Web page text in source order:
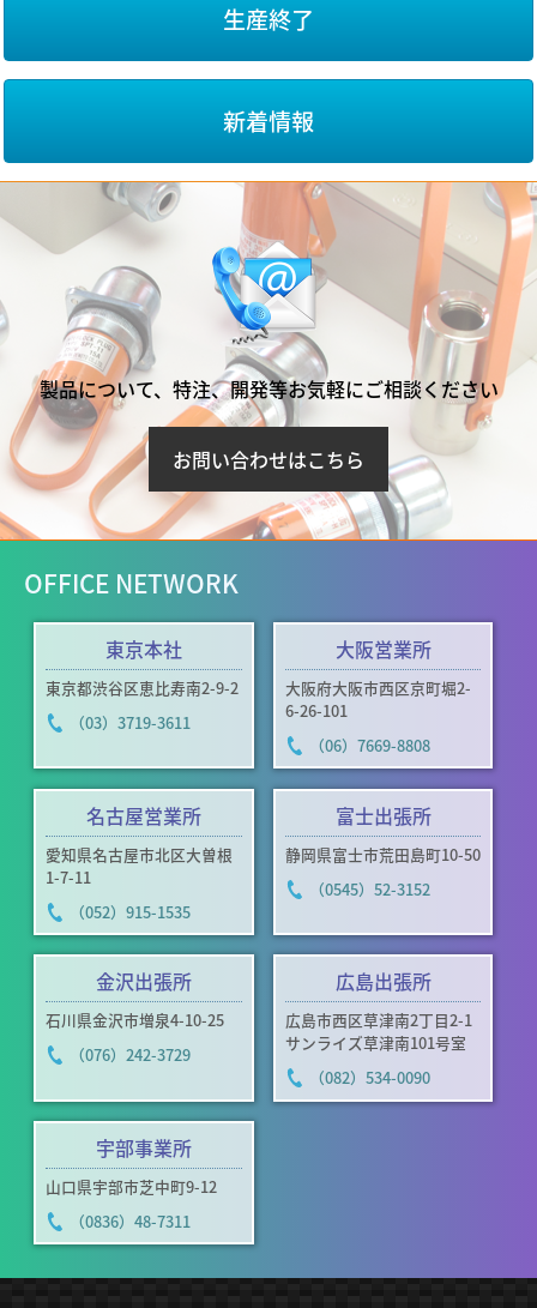
生産終了
新着情報
製品について、特注、開発等お気軽にご相談ください
お問い合わせはこちら
OFFICE NETWORK
東京本社
東京都渋谷区恵比寿南2-9-2
（03）3719-3611
大阪営業所
大阪府大阪市西区京町堀2-
6-26-101
（06）7669-8808
名古屋営業所
愛知県名古屋市北区大曽根
1-7-11
（052）915-1535
富士出張所
静岡県富士市荒田島町10-50
（0545）52-3152
金沢出張所
石川県金沢市増泉4-10-25
（076）242-3729
広島出張所
広島市西区草津南2丁目2-1
サンライズ草津南101号室
（082）534-0090
宇部事業所
山口県宇部市芝中町9-12
（0836）48-7311